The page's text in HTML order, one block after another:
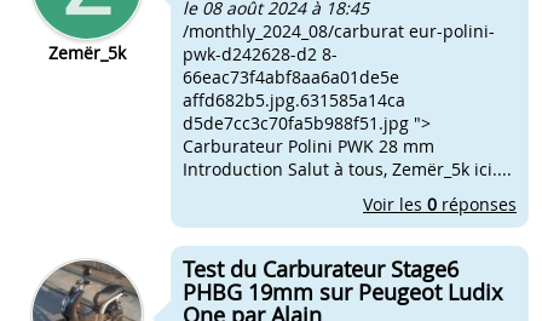
Zemër_5k
le 08 août 2024 à 18:45
/monthly_2024_08/carburat eur-polini-
pwk-d242628-d2 8-
66eac73f4abf8aa6a01de5e
affd682b5.jpg.631585a14ca
d5de7cc3c70fa5b988f51.jpg ">
Carburateur Polini PWK 28 mm
Introduction Salut à tous, Zemër_5k ici....
Voir les 0 réponses
Test du Carburateur Stage6
PHBG 19mm sur Peugeot Ludix
One par Alain